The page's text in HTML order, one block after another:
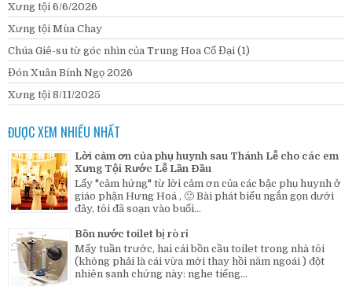
Xưng tội 6/6/2026
Xưng tội Mùa Chay
Chúa Giê-su từ góc nhìn của Trung Hoa Cổ Đại (1)
Đón Xuân Bính Ngọ 2026
Xưng tội 8/11/2025
ĐƯỢC XEM NHIỀU NHẤT
Lời cảm ơn của phụ huynh sau Thánh Lễ cho các em
Xưng Tội Rước Lễ Lần Đầu
Lấy "cảm hứng" từ lời cảm ơn của các bậc phụ huynh ở
giáo phận Hưng Hoá , 🙂 Bài phát biểu ngắn gọn dưới
đây, tôi đã soạn vào buổi...
Bồn nước toilet bị rò rỉ
Mấy tuần trước, hai cái bồn cầu toilet trong nhà tôi
(không phải là cái vừa mới thay hồi năm ngoái ) đột
nhiên sanh chứng này: nghe tiếng...